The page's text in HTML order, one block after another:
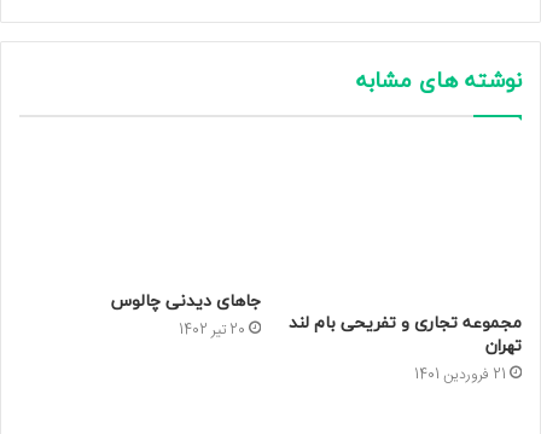
نوشته های مشابه
مجموعه تجاری و تفریحی بام لند
تهران
21 فروردین 1401
جاهای دیدنی چالوس
20 تیر 1402